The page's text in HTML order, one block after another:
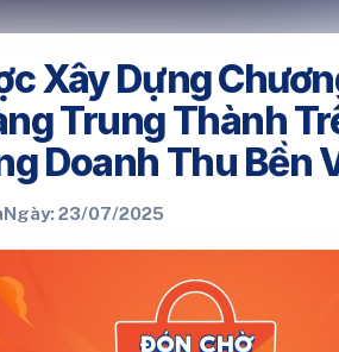
Xây Dựng
Trung Thành
Doanh Thu Bền
Ngày: 23/07/2025